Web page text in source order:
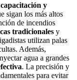
capacitación y
sigan los más altos
de incendios
tradicionales y
utilizan palas
Además,
agua a grandes
. La precisión y
para evitar